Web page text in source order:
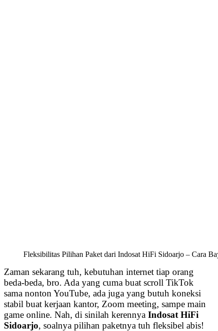
Fleksibilitas Pilihan Paket dari Indosat HiFi Sidoarjo – Cara
Zaman sekarang tuh, kebutuhan internet tiap orang
beda-beda, bro. Ada yang cuma buat scroll TikTok
sama nonton YouTube, ada juga yang butuh koneksi
stabil buat kerjaan kantor, Zoom meeting, sampe main
game online. Nah, di sinilah kerennya Indosat HiFi
Sidoarjo, soalnya pilihan paketnya tuh fleksibel abis!